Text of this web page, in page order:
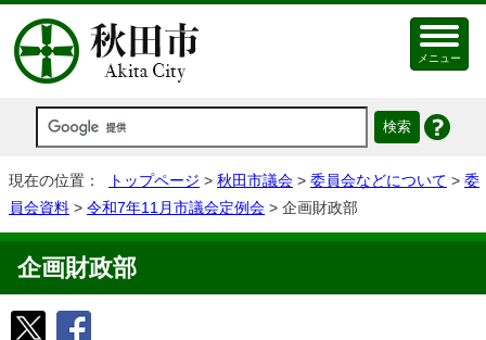
メニュー
現在の位置： トップページ > 秋田市議会 > 委員会などについて > 委
員会資料 > 令和7年11月市議会定例会 > 企画財政部
企画財政部